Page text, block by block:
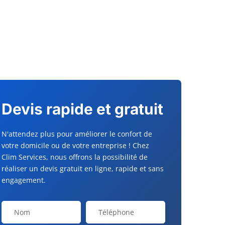
Devis rapide et gratuit
N'attendez plus pour améliorer le confort de
votre domicile ou de votre entreprise ! Chez
Clim Services, nous offrons la possibilité de
réaliser un devis gratuit en ligne, rapide et sans
engagement.